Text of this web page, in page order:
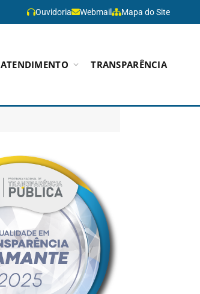
Ouvidoria Webmail Mapa do Site
ATENDIMENTO TRANSPARÊNCIA